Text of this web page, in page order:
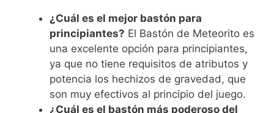
¿Cuál es el mejor bastón para
principiantes? El Bastón de Meteorito es
una excelente opción para principiantes,
ya que no tiene requisitos de atributos y
potencia los hechizos de gravedad, que
son muy efectivos al principio del juego.
¿Cuál es el bastón más poderoso del